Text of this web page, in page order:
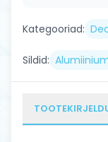
Kategooriad:
Sildid: